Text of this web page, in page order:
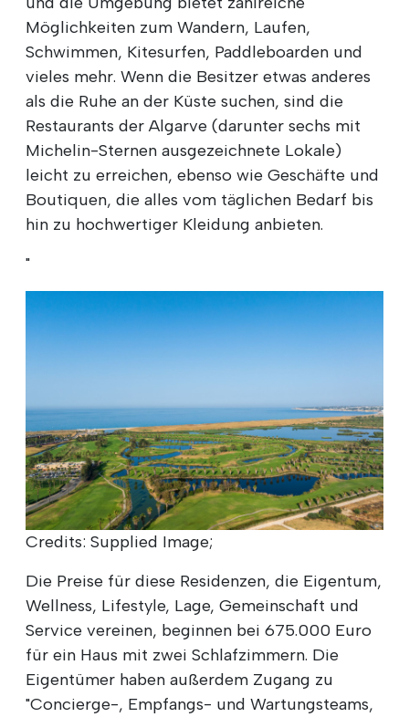
Möglichkeiten zum Wandern, Laufen,
Schwimmen, Kitesurfen, Paddleboarden und
vieles mehr. Wenn die Besitzer etwas anderes
als die Ruhe an der Küste suchen, sind die
Restaurants der Algarve (darunter sechs mit
Michelin-Sternen ausgezeichnete Lokale)
leicht zu erreichen, ebenso wie Geschäfte und
Boutiquen, die alles vom täglichen Bedarf bis
hin zu hochwertiger Kleidung anbieten.
"
Credits: Supplied Image;
Die Preise für diese Residenzen, die Eigentum,
Wellness, Lifestyle, Lage, Gemeinschaft und
Service vereinen, beginnen bei 675.000 Euro
für ein Haus mit zwei Schlafzimmern. Die
Eigentümer haben außerdem Zugang zu
"Concierge-, Empfangs- und Wartungsteams,